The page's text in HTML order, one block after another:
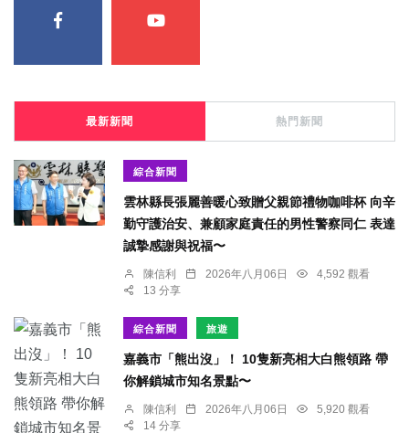
最新新聞 熱門新聞
綜合新聞
雲林縣長張麗善暖心致贈父親節禮物咖啡杯 向辛
勤守護治安、兼顧家庭責任的男性警察同仁 表達
誠摯感謝與祝福〜
陳信利 2026年八月06日
4,592 觀看
13 分享
綜合新聞 旅遊
嘉義市「熊出沒」！ 10隻新亮相大白熊領路 帶
你解鎖城市知名景點〜
陳信利 2026年八月06日
5,920 觀看
14 分享